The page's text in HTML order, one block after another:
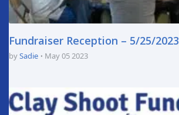
Fundraiser Reception – 5/25/2023
bySadie May 05 2023